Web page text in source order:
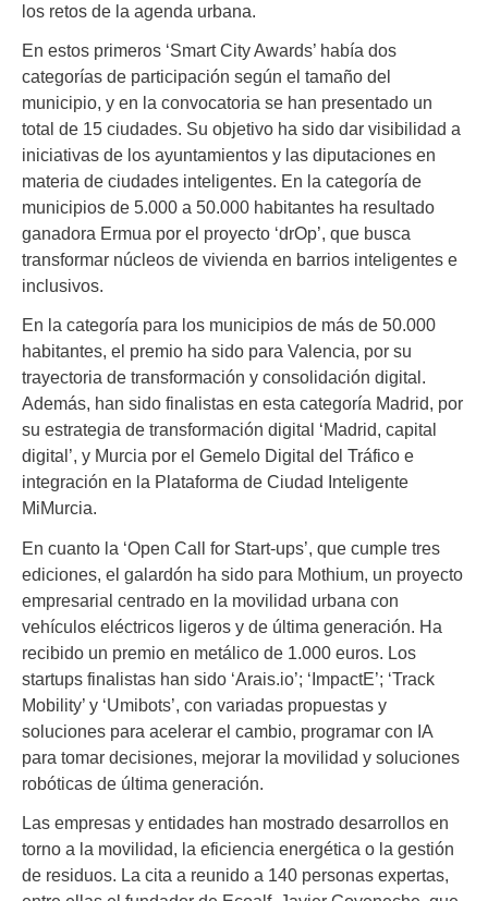
los retos de la agenda urbana.
En estos primeros ‘Smart City Awards’ había dos
categorías de participación según el tamaño del
municipio, y en la convocatoria se han presentado un
total de 15 ciudades. Su objetivo ha sido dar visibilidad a
iniciativas de los ayuntamientos y las diputaciones en
materia de ciudades inteligentes. En la categoría de
municipios de 5.000 a 50.000 habitantes ha resultado
ganadora Ermua por el proyecto ‘drOp’, que busca
transformar núcleos de vivienda en barrios inteligentes e
inclusivos.
En la categoría para los municipios de más de 50.000
habitantes, el premio ha sido para Valencia, por su
trayectoria de transformación y consolidación digital.
Además, han sido finalistas en esta categoría Madrid, por
su estrategia de transformación digital ‘Madrid, capital
digital’, y Murcia por el Gemelo Digital del Tráfico e
integración en la Plataforma de Ciudad Inteligente
MiMurcia.
En cuanto la ‘Open Call for Start-ups’, que cumple tres
ediciones, el galardón ha sido para Mothium, un proyecto
empresarial centrado en la movilidad urbana con
vehículos eléctricos ligeros y de última generación. Ha
recibido un premio en metálico de 1.000 euros. Los
startups finalistas han sido ‘Arais.io’; ‘ImpactE’; ‘Track
Mobility’ y ‘Umibots’, con variadas propuestas y
soluciones para acelerar el cambio, programar con IA
para tomar decisiones, mejorar la movilidad y soluciones
robóticas de última generación.
Las empresas y entidades han mostrado desarrollos en
torno a la movilidad, la eficiencia energética o la gestión
de residuos. La cita a reunido a 140 personas expertas,